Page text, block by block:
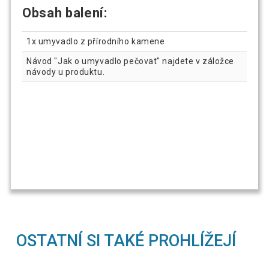
Obsah balení:
1x umyvadlo z přírodního kamene
Návod "Jak o umyvadlo pečovat" najdete v záložce
návody u produktu.
OSTATNÍ SI TAKÉ PROHLÍŽEJÍ